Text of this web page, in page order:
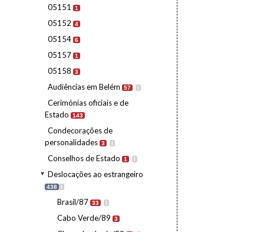
05151 1
05152 4
05154 6
05157 1
05158 3
Audiências em Belém 57 I
Cerimónias oficiais e de
Estado
143
Condecorações de
personalidades 3 I
Conselhos de Estado 1 I
Deslocações ao estrangeiro
438 I
Brasil/87 33 I
Cabo Verde/89 3